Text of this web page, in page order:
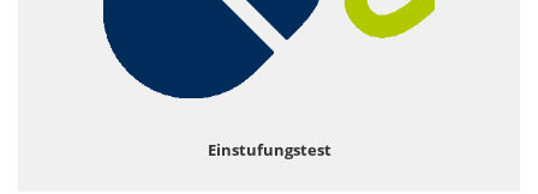
Einstufungstest